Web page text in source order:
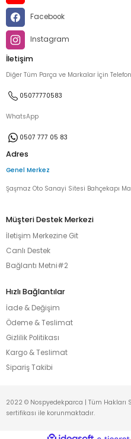
Facebook
Instagram
İletişim
Diğer Tüm Parça ve Markalar İçin
05077770583
WhatsApp
0507 777 05 83
Adres
Genel Merkez
Şaşmaz Oto Sanayi Sitesi Bahçekapı
Müşteri Destek Merkezi
İletişim Merkezine Git
Canlı Destek
Bağlantı Metni#2
Hızlı Bağlantılar
İade & Değişim
Ödeme & Teslimat
Gizlilik Politikası
Kargo & Teslimat
Sipariş Takibi
2022 © Nospyedekparca | Tüm Hakları
sertifikası ile korunmaktadır.